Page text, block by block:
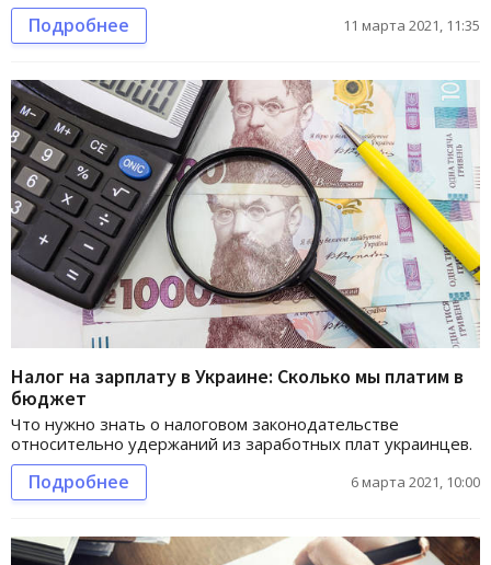
Подробнее 11 марта 2021, 11:35
Налог на зарплату в Украине: Сколько мы платим в
бюджет
Что нужно знать о налоговом законодательстве
относительно удержаний из заработных плат украинцев.
Подробнее 6 марта 2021, 10:00